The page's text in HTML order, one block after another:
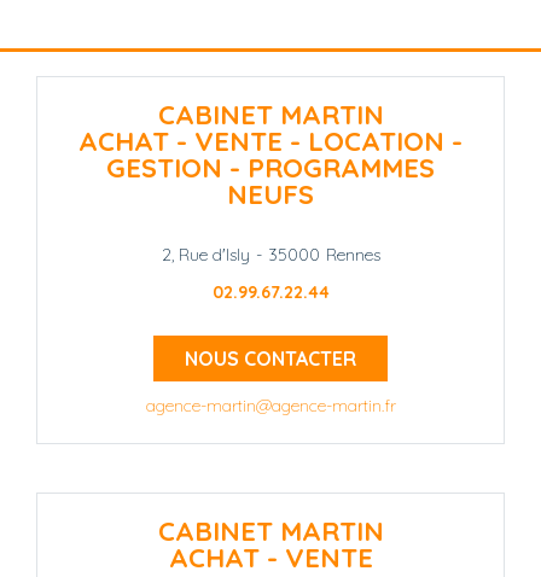
CABINET MARTIN
ACHAT - VENTE - LOCATION -
GESTION - PROGRAMMES
NEUFS
2, Rue d'Isly - 35000 Rennes
02.99.67.22.44
NOUS CONTACTER
agence-martin@agence-martin.fr
CABINET MARTIN
ACHAT - VENTE